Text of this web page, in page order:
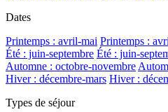
Dates
Printemps : avril-mai Printemps :
Été : juin-septembre Été : juin-
Automne : octobre-novembre
Hiver : décembre-mars Hiver :
Types de séjour